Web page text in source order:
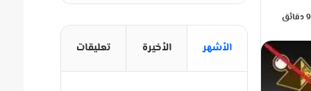
الأشهر الأخيرة تعليقات